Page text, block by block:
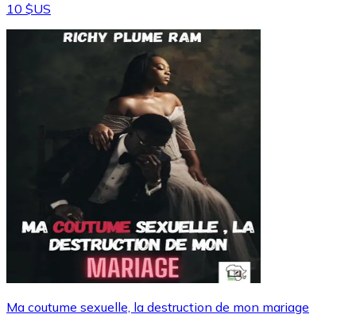
10 $US
Ma coutume sexuelle, la destruction de mon mariage